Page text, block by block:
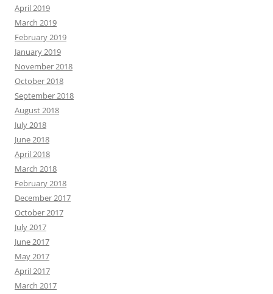
April 2019
March 2019
February 2019
January 2019
November 2018
October 2018
September 2018
August 2018
July 2018
June 2018
April 2018
March 2018
February 2018
December 2017
October 2017
July 2017
June 2017
May 2017
April 2017
March 2017